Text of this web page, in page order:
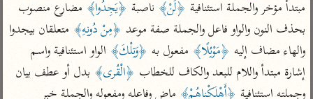
جمع الأقوال
تفسير ابن الجوزي
تفسير الماوردي
تفسير الآلوسي
تفسير الرازي
أخرى
تفسير ابن عثيمين
مركَّزة العبارة
مبتدأ مؤخر والجملة استئنافية ﴿لَنْ﴾ ناصبة ﴿يَجِدُوا﴾
بحذف النون والواو فاعل والجملة صفة موعد ﴿مِنْ دُونِهِ﴾
والهاء مضاف إليه ﴿مَوْئِلًا﴾ مفعول به ﴿وَتِلْكَ﴾
إشارة مبتدأ واللام للبعد والكاف للخطاب ﴿الْقُرى﴾